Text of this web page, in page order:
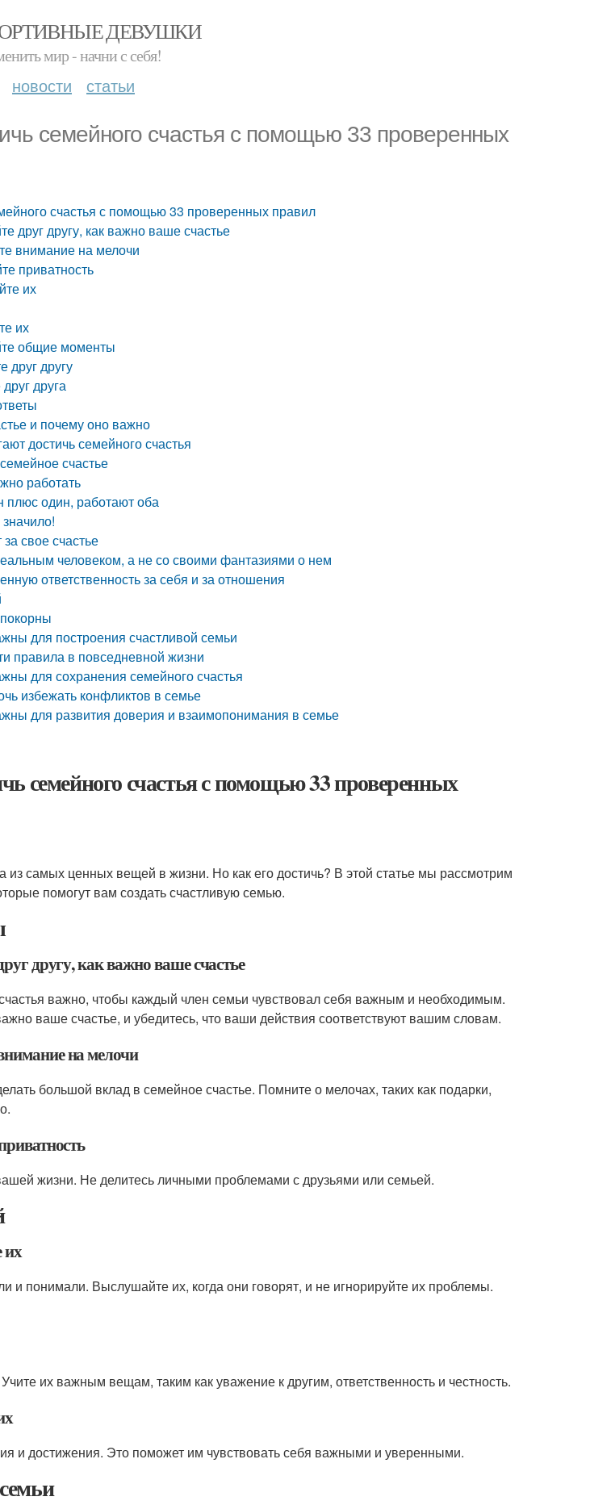
ДЕВУШКИ
мир - начни с себя!
новости статьи
семейного счастья с помощью 33 проверенных
счастья с помощью 33 проверенных правил
друг другу, как важно ваше счастье
внимание на мелочи
приватность
их
их
общие моменты
друг другу
друга
и почему оно важно
достичь семейного счастья
счастье
работать
плюс один, работают оба
свое счастье
человеком, а не со своими фантазиями о нем
ответственность за себя и за отношения
для построения счастливой семьи
правила в повседневной жизни
для сохранения семейного счастья
избежать конфликтов в семье
для развития доверия и взаимопонимания в семье
семейного счастья с помощью 33 проверенных
из самых ценных вещей в жизни. Но как его достичь? В этой статье мы рассмотрим
помогут вам создать счастливую семью.
другу, как важно ваше счастье
важно, чтобы каждый член семьи чувствовал себя важным и необходимым.
ваше счастье, и убедитесь, что ваши действия соответствуют вашим словам.
на мелочи
большой вклад в семейное счастье. Помните о мелочах, таких как подарки,
жизни. Не делитесь личными проблемами с друзьями или семьей.
и понимали. Выслушайте их, когда они говорят, и не игнорируйте их проблемы.
их важным вещам, таким как уважение к другим, ответственность и честность.
и достижения. Это поможет им чувствовать себя важными и уверенными.